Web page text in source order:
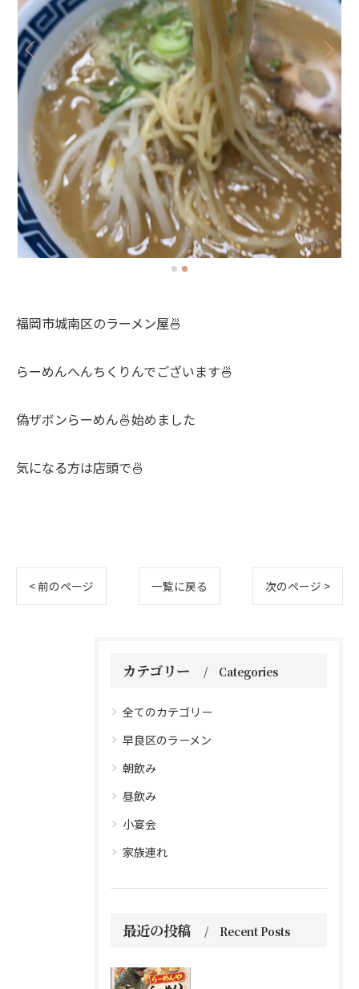
福岡市城南区のラーメン屋🍜
らーめんへんちくりんでございます🍜
偽ザボンらーめん🍜始めました
気になる方は店頭で🍜
< 前のページ 一覧に戻る 次のページ >
カテゴリー Categories
全てのカテゴリー
早良区のラーメン
朝飲み
昼飲み
小宴会
家族連れ
最近の投稿 Recent Posts